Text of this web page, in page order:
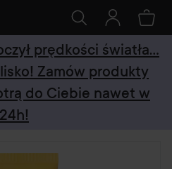
prędkości światła...
Zamów produkty
do Ciebie nawet w
24h!